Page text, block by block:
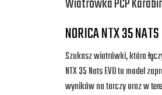
Wiatrówka PCP
NORICA NTX 35
Szukasz wiatrówki, która
NTX 35 Nats EVO to model
wyników na tarczy oraz w